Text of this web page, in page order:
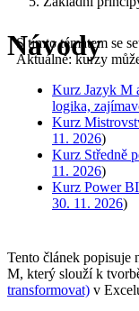
Návody
S tímto tématem se
Aktuálně: kurzy
Kurz Jazyk M
logika,
Kurz
11. 2026)
Kurz Středně
11. 2026)
Kurz Power
30. 11. 2026)
Tento článek popisuje
M, který slouží k
transformovat) v